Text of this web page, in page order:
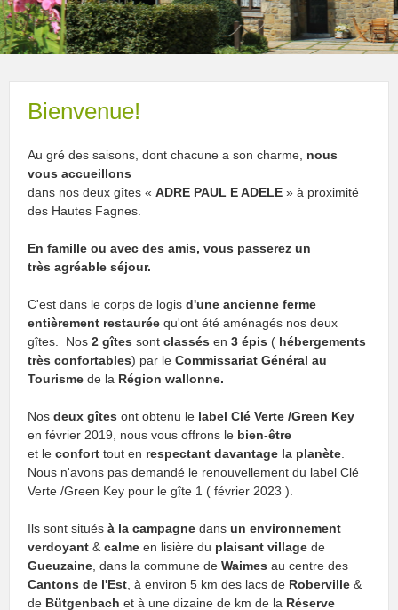
Bienvenue!
Au gré des saisons, dont chacune a son charme, nous
vous accueillons
dans nos deux gîtes « ADRE PAUL E ADELE » à proximité
des Hautes Fagnes.
En famille ou avec des amis, vous passerez un
très agréable séjour.
C'est dans le corps de logis d'une ancienne ferme
entièrement restaurée qu'ont été aménagés nos deux
gîtes. Nos 2 gîtes sont classés en 3 épis ( hébergements
très confortables) par le Commissariat Général au
Tourisme de la Région wallonne.
Nos deux gîtes ont obtenu le label Clé Verte /Green Key
en février 2019, nous vous offrons le bien-être
et le confort tout en respectant davantage la planète
Nous n'avons pas demandé le renouvellement du label Clé
Verte /Green Key pour le gîte 1 ( février 2023 ).
Ils sont situés à la campagne dans un environnement
verdoyant & calme en lisière du plaisant village de
Gueuzaine , dans la commune de Waimes au centre des
Cantons de l'Est , à environ 5 km des lacs de Roberville &
de Bütgenbach et à une dizaine de km de la Réserve